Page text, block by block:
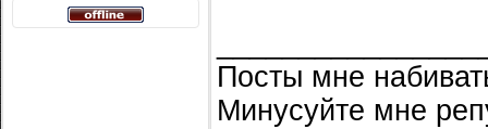
Посты мне
Минусуйте мне